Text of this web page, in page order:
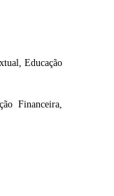
Educação
Financeira,